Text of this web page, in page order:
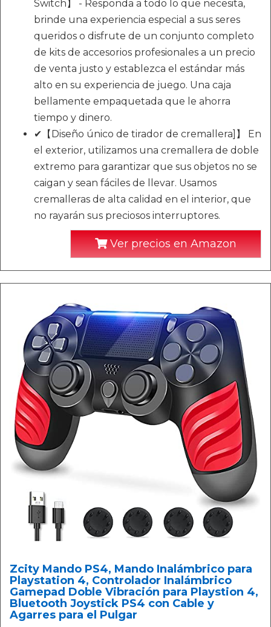
Switch】 - Responda a todo lo que necesita,
brinde una experiencia especial a sus seres
queridos o disfrute de un conjunto completo
de kits de accesorios profesionales a un precio
de venta justo y establezca el estándar más
alto en su experiencia de juego. Una caja
bellamente empaquetada que le ahorra
tiempo y dinero.
✔【Diseño único de tirador de cremallera]】 En
el exterior, utilizamos una cremallera de doble
extremo para garantizar que sus objetos no se
caigan y sean fáciles de llevar. Usamos
cremalleras de alta calidad en el interior, que
no rayarán sus preciosos interruptores.
Ver precios en Amazon
Zcity Mando PS4, Mando Inalámbrico para
Playstation 4, Controlador Inalámbrico
Gamepad Doble Vibración para Playstion 4,
Bluetooth Joystick PS4 con Cable y
Agarres para el Pulgar